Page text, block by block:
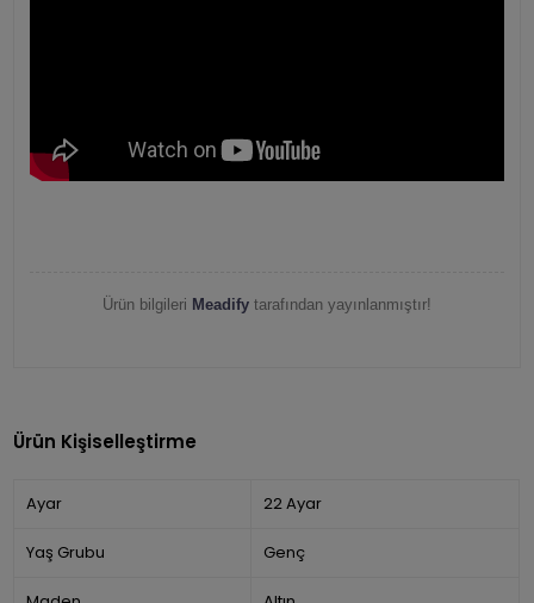
Ürün bilgileri Meadify tarafından yayınlanmıştır!
Ürün Kişiselleştirme
Ayar 22 Ayar
Yaş Grubu Genç